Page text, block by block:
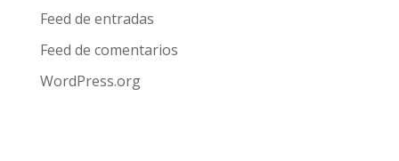
Feed de entradas
Feed de comentarios
WordPress.org